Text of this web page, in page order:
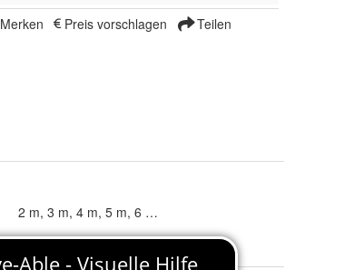
Merken Preis vorschlagen Teilen